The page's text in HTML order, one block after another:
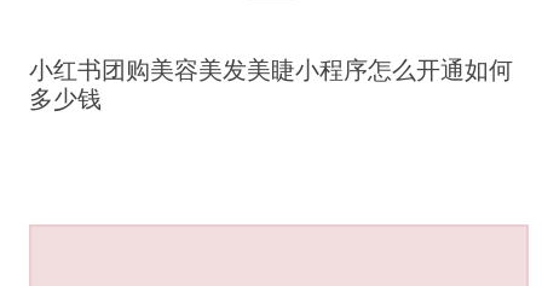
小红书团购美容美发美睫小程序怎么开通如何
多少钱